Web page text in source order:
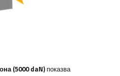
(5000 daN) показва